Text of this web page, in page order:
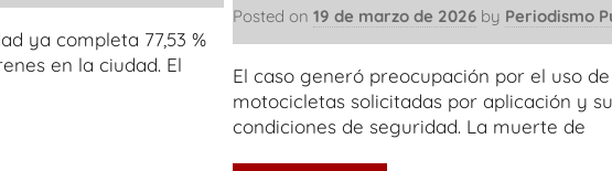
ya completa 77,53 %
en la ciudad. El
Posted on19 de marzo de 2026 by Periodismo
El caso generó preocupación por el uso de
motocicletas solicitadas por aplicación y
condiciones de seguridad. La muerte de